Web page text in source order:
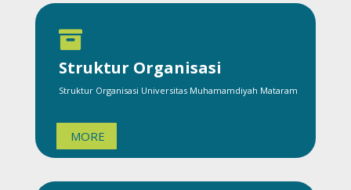

Struktur Organisasi
Struktur Organisasi Universitas Muhamamdiyah Mataram
MORE